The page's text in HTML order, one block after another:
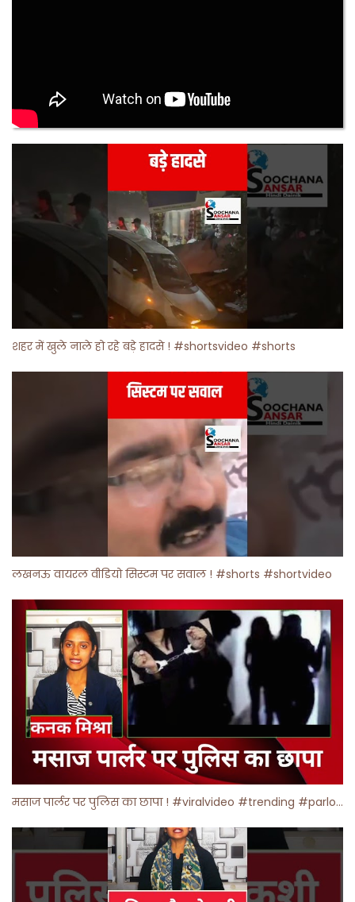
शहर में खुले नाले हो रहे बड़े हादसे ! #shortsvideo #shorts
लखनऊ वायरल वीडियो सिस्टम पर सवाल ! #shorts #shortvideo
मसाज पार्लर पर पुलिस का छापा ! #viralvideo #trending #parlour